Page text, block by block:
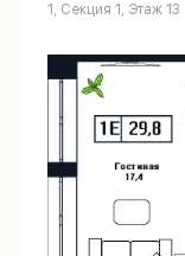
1, Секция 1, Этаж 13